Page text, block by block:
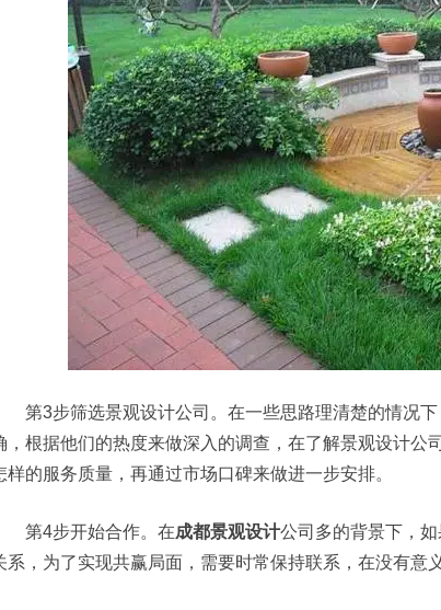
第3步筛选景观设计公司。在一些思路理清楚的情况
，根据他们的热度来做深入的调查，在了解景观设计
样的服务质量，再通过市场口碑来做进一步安排。
第4步开始合作。在成都景观设计公司多的背景下，
系，为了实现共赢局面，需要时常保持联系，在没有意